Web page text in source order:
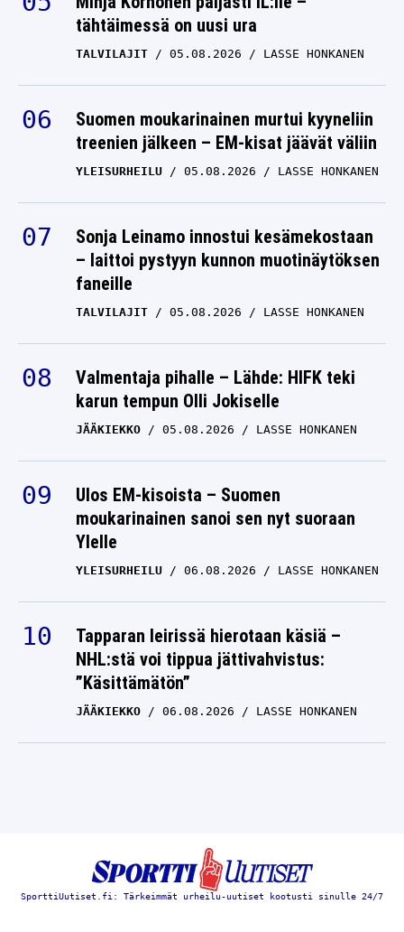
tähtäimessä on uusi ura
TALVILAJIT 05.08.2026 LASSE HONKANEN
Suomen moukarinainen murtui kyyneliin
treenien jälkeen – EM-kisat jäävät väliin
YLEISURHEILU 05.08.2026 LASSE HONKANEN
Sonja Leinamo innostui kesämekostaan
– laittoi pystyyn kunnon muotinäytöksen
faneille
TALVILAJIT 05.08.2026 LASSE HONKANEN
Valmentaja pihalle – Lähde: HIFK teki
karun tempun Olli Jokiselle
JÄÄKIEKKO 05.08.2026 LASSE HONKANEN
Ulos EM-kisoista – Suomen
moukarinainen sanoi sen nyt suoraan
Ylelle
YLEISURHEILU 06.08.2026 LASSE HONKANEN
Tapparan leirissä hierotaan käsiä –
NHL:stä voi tippua jättivahvistus:
”Käsittämätön”
JÄÄKIEKKO 06.08.2026 LASSE HONKANEN
SporttiUutiset.fi: Tärkeimmät urheilu-uutiset kootusti sinulle 24/7